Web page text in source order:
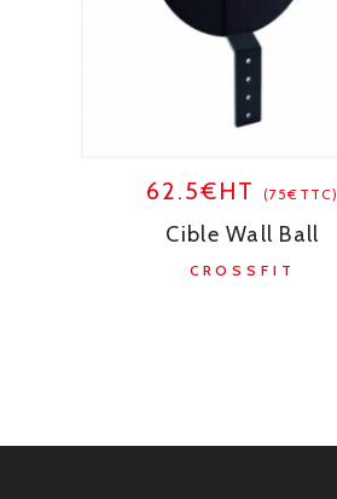
62.5€HT (75€TTC)
Cible Wall Ball
CROSSFIT